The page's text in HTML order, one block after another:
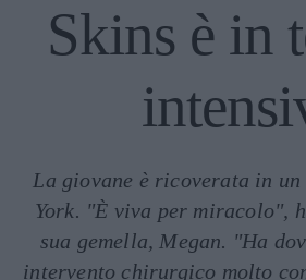
Skins è in
La giovane è ricoverata in un
York. "È viva per miracolo",
sua gemella, Megan. "Ha
intervento chirurgico molto